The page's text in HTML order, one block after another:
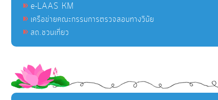
e-LAAS KM
เครือข่ายคณะกรรมการตรวจสอบทางวินัย
สถ.ชวนเที่ยว